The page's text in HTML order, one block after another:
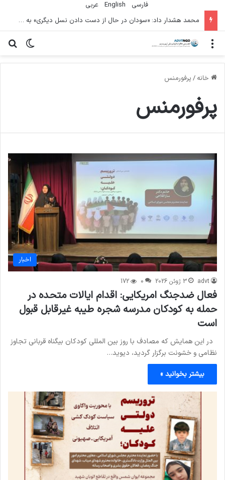
فارسی English
عربي
محمد هشدار داد: «سودان در حال از دست دادن نسل دیگری» به دلیل جنگ است
تغییر منو
خانه / پرفورمنس
پرفورمنس
اخبار
advt 3 ژوئن 2026 0
172
فعال ضدجنگ امریکایی: اقدام ایالات متحده در
حمله به کودکان مدرسه شجره طیبه غیرقابل قبول
است
در این همایش که مصادف با روز بین المللی کودکان بیگناه قربانی تجاوز
نظامی و خشونت برگزار گردید، دیوید…
بیشتر بخوانید »